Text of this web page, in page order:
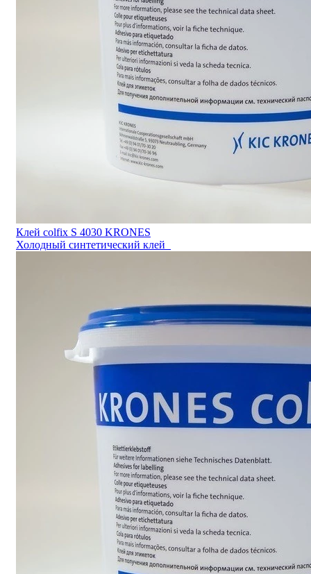
Клей colfix S 4030 KRONES
Холодный синтетический клей